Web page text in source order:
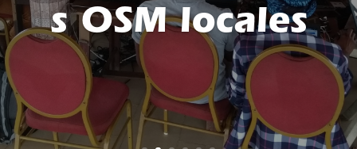
s OSM locales